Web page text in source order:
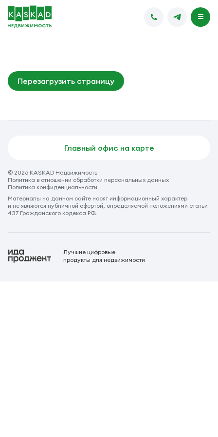
Перезагрузить страницу
Главный офис на карте
© 2026 KASKAD Недвижимость
Политика в отношении обработки персональных данных
Политика конфиденциальности
Материалы на данном сайте носят информационный характер
и не являются публичной офертой, определяемой положениями статьи
437 Гражданского кодекса РФ.
Лучшие цифровые
продукты для недвижимости